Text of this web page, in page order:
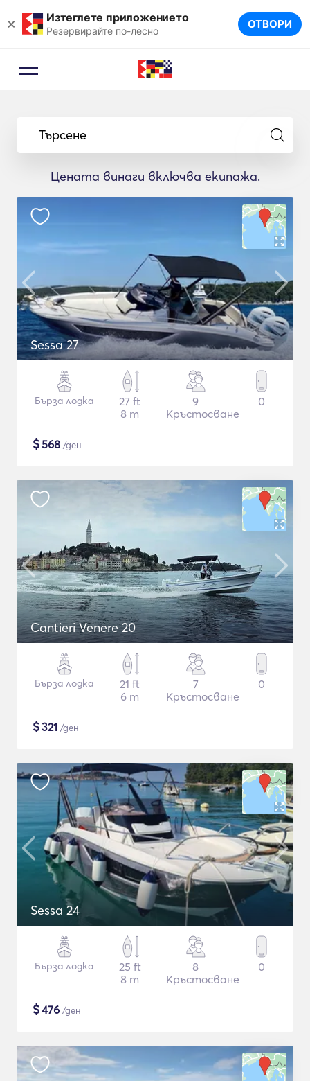
× Изтеглете приложението
Резервирайте по-лесно ОТВОРИ
Търсене
Цената винаги включва екипажа.
Sessa 27
Бърза лодка
27 ft
8 m
9
Кръстосване
0
$568 /ден
Cantieri Venere 20
Бърза лодка
21 ft
6 m
7
Кръстосване
0
$321 /ден
Sessa 24
Бърза лодка
25 ft
8 m
8
Кръстосване
0
$476 /ден